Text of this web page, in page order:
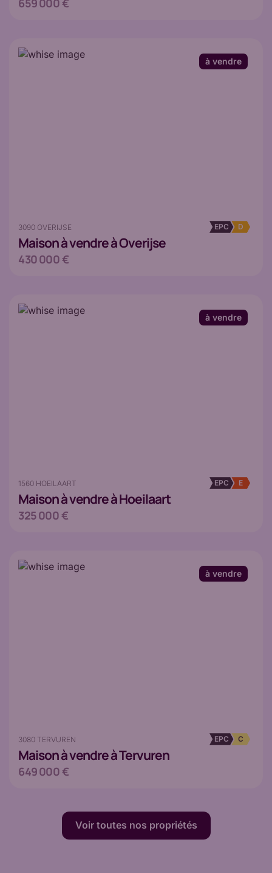
659 000 €
3090 OVERIJSE
Maisonà vendre à Overijse
EPC D
430 000 €
à vendre
1560 HOEILAART
Maisonà vendre à Hoeilaart
EPC E
325 000 €
à vendre
3080 TERVUREN
Maisonà vendre à Tervuren
EPC C
649 000 €
à vendre
Voir toutes nos propriétés